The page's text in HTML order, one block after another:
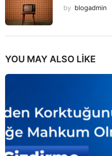
by blogadmin
YOU MAY ALSO LIKE